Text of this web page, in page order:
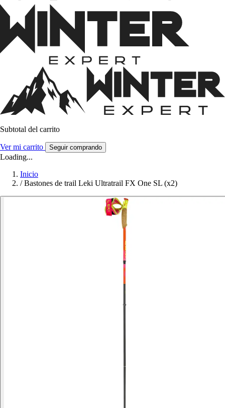
Subtotal del carrito
Ver mi carrito Seguir comprando
Loading...
Inicio
/ Bastones de trail Leki Ultratrail FX One SL (x2)